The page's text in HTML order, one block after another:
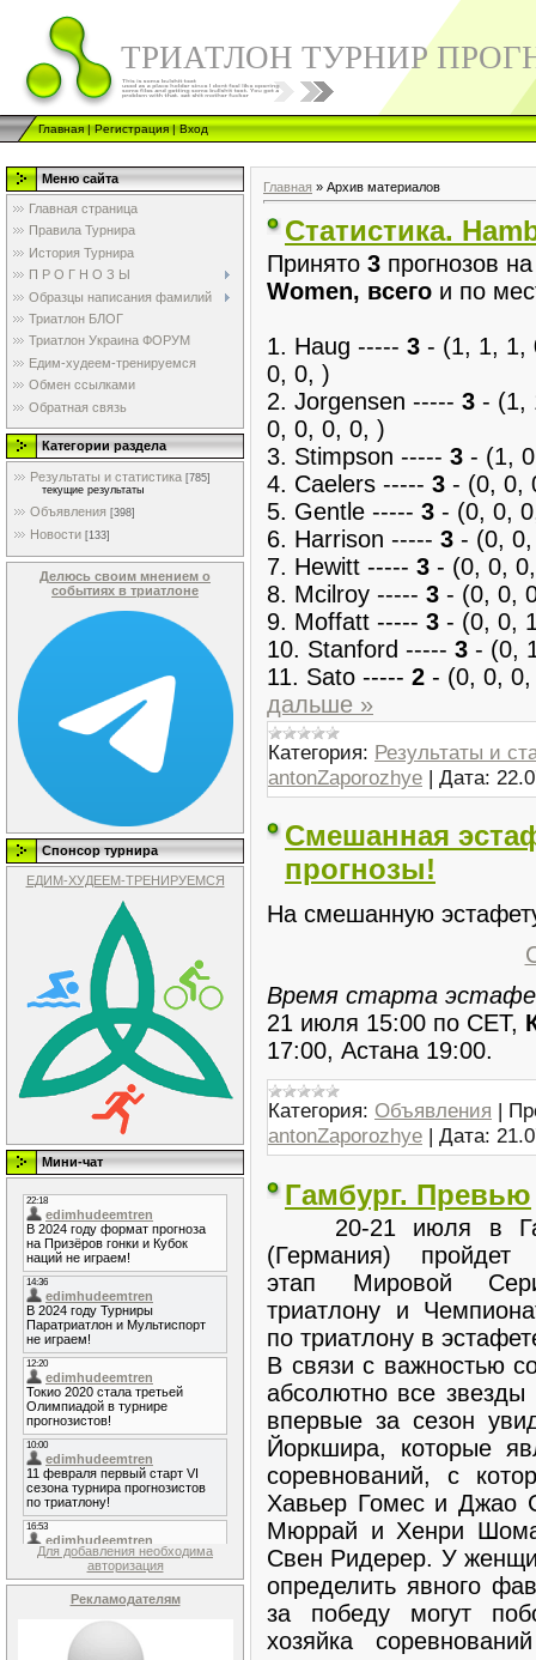
ТРИАТЛОН ТУРНИР
Главная|Регистрация|Вход
Меню сайта
Главная страница
Правила Турнира
История Турнира
П Р О Г Н О З Ы
Образцы написания фамилий
Триатлон БЛОГ
Триатлон Украина ФОРУМ
Едим-худеем-тренируемся
Обмен ссылками
Обратная связь
Категории раздела
Результаты и статистика [785]
текущие результаты
Объявления [398]
Новости [133]
Делюсь своим мнением о
событиях в триатлоне
Спонсор турнира
ЕДИМ-ХУДЕЕМ-ТРЕНИРУЕМСЯ
Мини-чат
Для добавления необходима
авторизация
Рекламодателям
Главная » Архив материалов
Статистика.
Принято 3 прогнозов
Women, всего и по
1. Haug ----- 3 - (1, 1, 1,
0, 0, )
2. Jorgensen ----- 3 - (1,
0, 0, 0, 0, )
3. Stimpson ----- 3 - (1,
4. Caelers ----- 3 - (0, 0,
5. Gentle ----- 3 - (0, 0,
6. Harrison ----- 3 - (0,
7. Hewitt ----- 3 - (0, 0,
8. Mcilroy ----- 3 - (0, 0,
9. Moffatt ----- 3 - (0, 0,
10. Stanford ----- 3 - (0,
11. Sato ----- 2 - (0, 0,
дальше »
Категория: Результаты и
antonZaporozhye | Дата:
Смешанная
прогнозы!
На смешанную
Время старта
21 июля 15:00 по СЕТ,
17:00, Астана 19:00.
Категория: Объявления |
antonZaporozhye | Дата:
Гамбург. Превью
20-21 июля в
(Германия) пройдет
этап Мировой
триатлону и
по триатлону в
В связи с важностью
абсолютно все звезды
впервые за сезон
Йоркшира, которые
соревнований, с
Хавьер Гомес и Джао
Мюррай и Хенри
Свен Ридерер. У
определить явного
за победу могут
хозяйка